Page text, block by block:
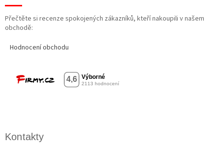
Přečtěte si recenze spokojených zákazníků, kteří nakoupili v našem
obchodě:
Hodnocení obchodu
Kontakty